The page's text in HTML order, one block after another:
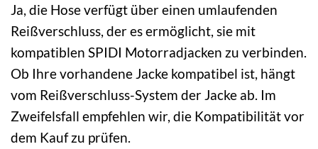
Ja, die Hose verfügt über einen umlaufenden
Reißverschluss, der es ermöglicht, sie mit
kompatiblen SPIDI Motorradjacken zu verbinden.
Ob Ihre vorhandene Jacke kompatibel ist, hängt
vom Reißverschluss-System der Jacke ab. Im
Zweifelsfall empfehlen wir, die Kompatibilität vor
dem Kauf zu prüfen.